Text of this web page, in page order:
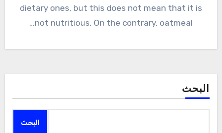
dietary ones, but this does not mean that it is
not nutritious. On the contrary, oatmeal…
البحث
البحث